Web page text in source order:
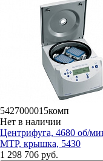
5427000015комп
Нет в наличии
Центрифуга, 4680 об/
MTP, крышка, 5430
1 298 706 руб.